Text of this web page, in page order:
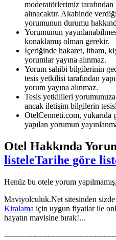
moderatörlerimiz
alınacaktır. Akabinde
yorumunun durumu
Yorumunun
konaklamış olman gerekir.
İçeriğinde hakaret, itham,
yorumlar yayına alınmaz.
Yorum sahibi bilgilerinin
tesis yetkilisi tarafından
yorum yayına alınmaz.
Tesis yetkilileri
ancak iletişim bilgilerin
OtelCenneti.com, yukarıda
yapılan yorumun
Otel Hakkında
listeleTarihe göre
Henüz bu otele yorum
Maviyolculuk.Net sitesinden
Kiralama için uygun fiyatlar ile
hayatın mavisine bırak!...